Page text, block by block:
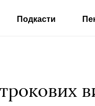
Подкасти